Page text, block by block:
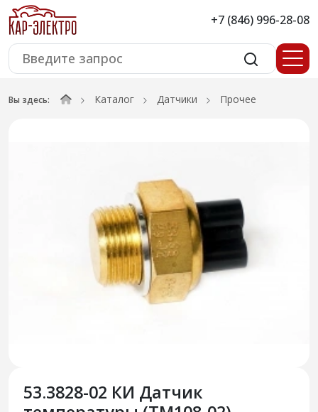
+7 (846) 996-28-08
Вы здесь: Каталог Датчики Прочее
53.3828-02 КИ Датчик